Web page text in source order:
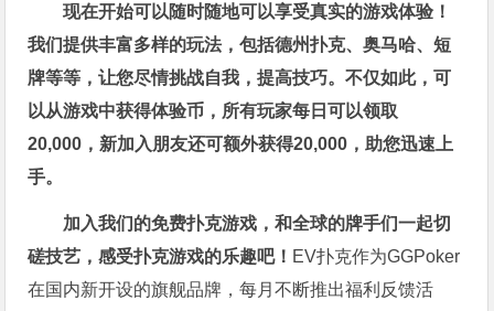
现在开始可以随时随地可以享受真实的游戏体验！
我们提供丰富多样的玩法，包括德州扑克、奥马哈、短
牌等等，让您尽情挑战自我，提高技巧。不仅如此，可
以从游戏中获得体验币，所有玩家每日可以领取
20,000，新加入朋友还可额外获得20,000，助您迅速上
手。
加入我们的免费扑克游戏，和全球的牌手们一起切
磋技艺，感受扑克游戏的乐趣吧！ EV扑克作为GGPoker
在国内新开设的旗舰品牌，每月不断推出福利反馈活